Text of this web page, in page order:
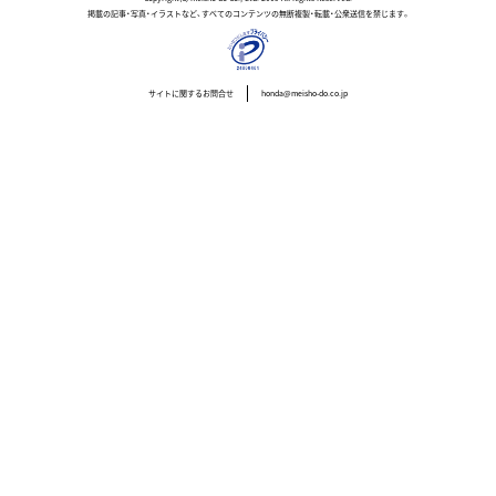
掲載の記事・写真・イラストなど、すべてのコンテンツの無断複製・転載・公衆送信を禁じます。
サイトに関するお問合せ honda@meisho-do.co.jp